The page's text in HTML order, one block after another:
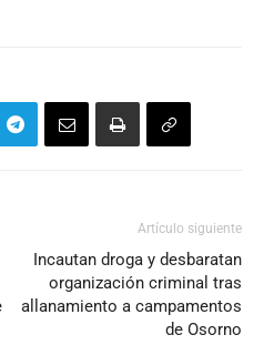
Artículo siguiente
Incautan droga y desbaratan
organización criminal tras
allanamiento a campamentos
de Osorno